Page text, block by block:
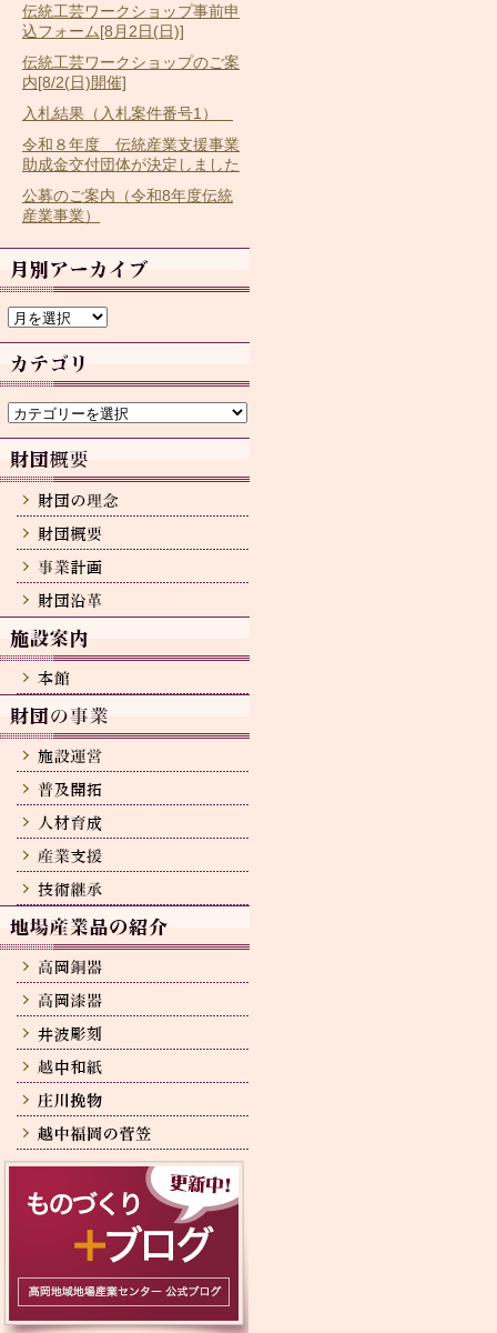
伝統工芸ワークショップ事前申
込フォーム[8月2日(日)]
伝統工芸ワークショップのご案
内[8/2(日)開催]
入札結果（入札案件番号1）
令和８年度 伝統産業支援事業
助成金交付団体が決定しました
公募のご案内（令和8年度伝統
産業事業）
ー
カ
イ
ブ
ゴ
リ
ー